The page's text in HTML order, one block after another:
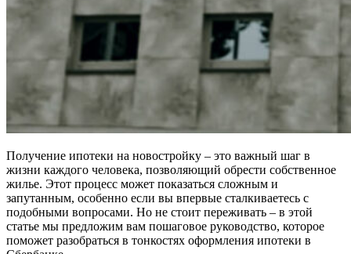
Получение ипотеки на новостройку – это важный шаг в
жизни каждого человека, позволяющий обрести собственное
жилье. Этот процесс может показаться сложным и
запутанным, особенно если вы впервые сталкиваетесь с
подобными вопросами. Но не стоит переживать – в этой
статье мы предложим вам пошаговое руководство, которое
поможет разобраться в тонкостях оформления ипотеки в